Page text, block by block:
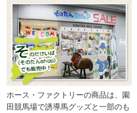
ホース・ファクトリーの商品は、園
田競馬場で誘導馬グッズと一部のも